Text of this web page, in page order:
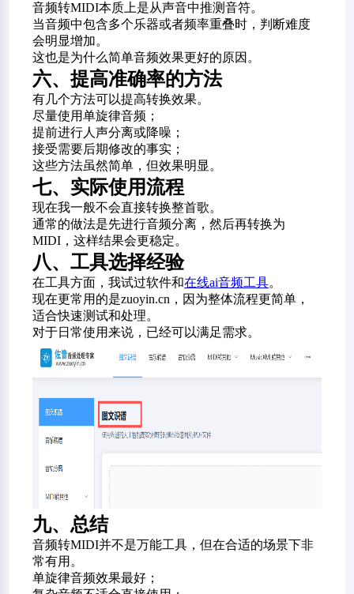
音频转MIDI本质上是从声音中推测音符。
当音频中包含多个乐器或者频率重叠时，判断难度
会明显增加。
这也是为什么简单音频效果更好的原因。
六、提高准确率的方法
有几个方法可以提高转换效果。
尽量使用单旋律音频；
提前进行人声分离或降噪；
接受需要后期修改的事实；
这些方法虽然简单，但效果明显。
七、实际使用流程
现在我一般不会直接转换整首歌。
通常的做法是先进行音频分离，然后再转换为
MIDI，这样结果会更稳定。
八、工具选择经验
在工具方面，我试过软件和在线ai音频工具。
现在更常用的是zuoyin.cn，因为整体流程更简单，
适合快速测试和处理。
对于日常使用来说，已经可以满足需求。
九、总结
音频转MIDI并不是万能工具，但在合适的场景下非
常有用。
单旋律音频效果最好；